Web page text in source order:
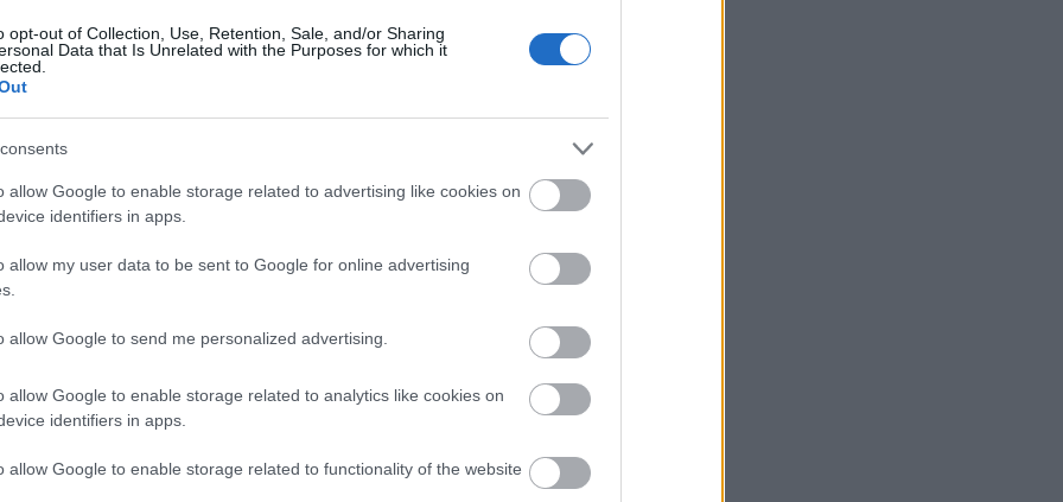
opt-out of Collection, Use, Retention, Sale, and/or Sharing
Data that Is Unrelated with the Purposes for which it
allow Google to enable storage related to advertising like cookies on
identifiers in apps.
allow my user data to be sent to Google for online advertising
allow Google to send me personalized advertising.
allow Google to enable storage related to analytics like cookies on
identifiers in apps.
allow Google to enable storage related to functionality of the website
lørdag. Det ser han fram til, med suksessen på
Der knuste Hedegart hele verdenscupeliten, og det uten
klar for verdenscup i langrenn på Lillehammer om en uke.
så vidt jeg vet. Og jeg har med meg minnene fra Blink
til Langrenn.com.
også det vil bedre seg på standplass.
Plan B: Etter seieren på Blink i sommer, røpet 23-
å gå VM i Trondheim dersom han ikke skulle komme seg ut
til VM i Trondheim